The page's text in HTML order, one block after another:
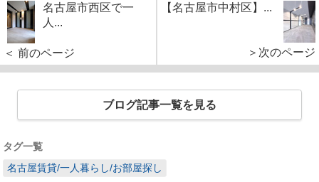
名古屋市西区で一
人...
＜ 前のページ
【名古屋市中村区】...
＞次のページ
ブログ記事一覧を見る
タグ一覧
名古屋賃貸/一人暮らし/お部屋探し